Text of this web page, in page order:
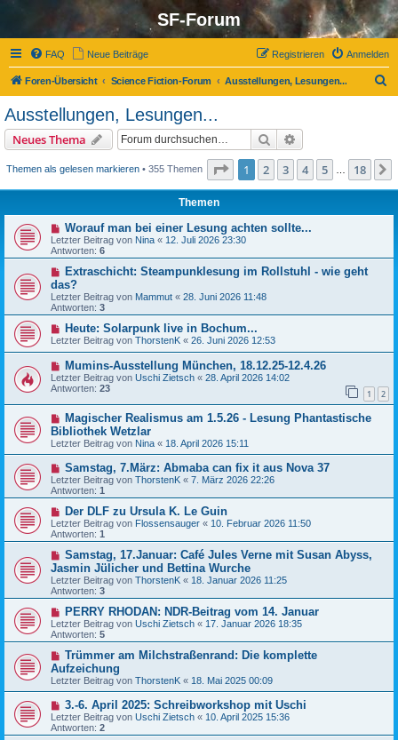
SF-Forum
FAQ Neue Beiträge Anmelden
Registrieren
Foren-Übersicht Science Fiction-Forum Ausstellungen, Lesungen...
Ausstellungen, Lesungen...
Neues Thema Suche
Themen als gelesen markieren • 355 Themen Seite 1von 18
1 2 3 4 5 18
Themen
Worauf man bei einer Lesung achten sollte...
Letzter Beitrag von Nina « 12. Juli 2026 23:30
Antworten: 6
Extraschicht: Steampunklesung im Rollstuhl - wie geht
das?
Letzter Beitrag von Mammut « 28. Juni 2026 11:48
Antworten: 3
Heute: Solarpunk live in Bochum...
Letzter Beitrag von ThorstenK « 26. Juni 2026 12:53
Mumins-Ausstellung München, 18.12.25-12.4.26
Letzter Beitrag von Uschi Zietsch « 28. April 2026 14:02
Antworten: 23 1 2
Magischer Realismus am 1.5.26 - Lesung Phantastische
Bibliothek Wetzlar
Letzter Beitrag von Nina « 18. April 2026 15:11
Samstag, 7.März: Abmaba can fix it aus Nova 37
Letzter Beitrag von ThorstenK « 7. März 2026 22:26
Antworten: 1
Der DLF zu Ursula K. Le Guin
Letzter Beitrag von Flossensauger « 10. Februar 2026 11:50
Antworten: 1
Samstag, 17.Januar: Café Jules Verne mit Susan Abyss,
Jasmin Jülicher und Bettina Wurche
Letzter Beitrag von ThorstenK « 18. Januar 2026 11:25
Antworten: 3
PERRY RHODAN: NDR-Beitrag vom 14. Januar
Letzter Beitrag von Uschi Zietsch « 17. Januar 2026 18:35
Antworten: 5
Trümmer am Milchstraßenrand: Die komplette
Aufzeichung
Letzter Beitrag von ThorstenK « 18. Mai 2025 00:09
3.-6. April 2025: Schreibworkshop mit Uschi
Letzter Beitrag von Uschi Zietsch « 10. April 2025 15:36
Antworten: 2